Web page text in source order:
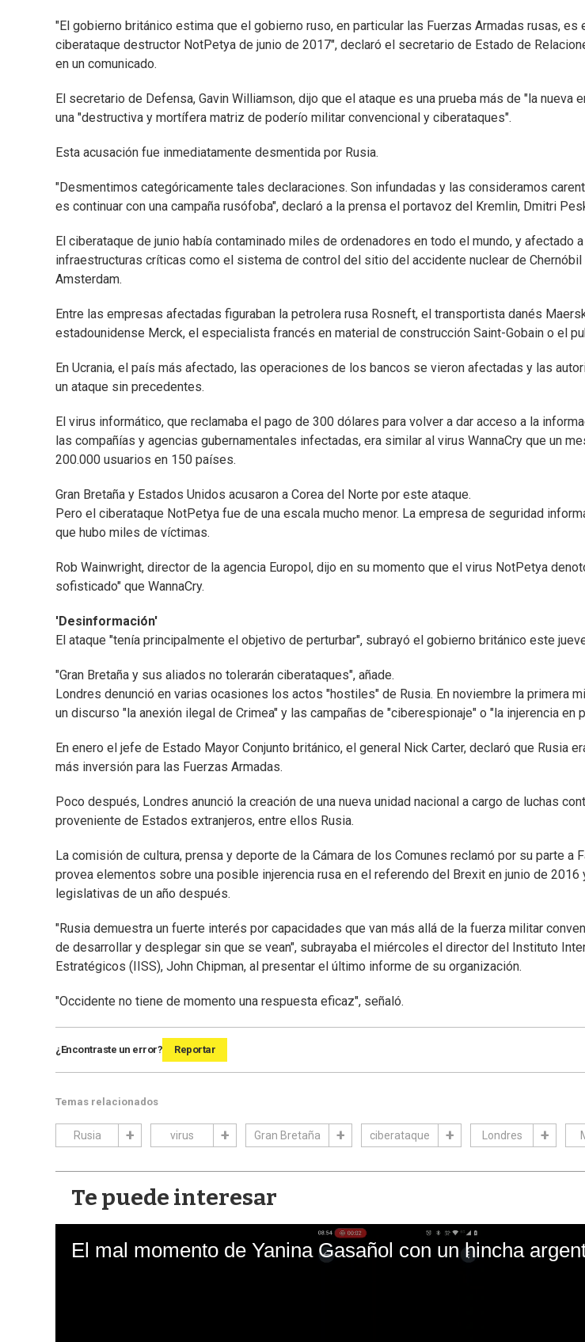
"El gobierno británico estima que el gobierno ruso, en particular las Fuerzas Armadas rusas, es
ciberataque destructor NotPetya de junio de 2017", declaró el secretario de Estado de
en un comunicado.
El secretario de Defensa, Gavin Williamson, dijo que el ataque es una prueba más de "la nueva
una "destructiva y mortífera matriz de poderío militar convencional y ciberataques".
Esta acusación fue inmediatamente desmentida por Rusia.
"Desmentimos categóricamente tales declaraciones. Son infundadas y las consideramos
es continuar con una campaña rusófoba", declaró a la prensa el portavoz del Kremlin, Dmitri
El ciberataque de junio había contaminado miles de ordenadores en todo el mundo, y afectado
infraestructuras críticas como el sistema de control del sitio del accidente nuclear de
Amsterdam.
Entre las empresas afectadas figuraban la petrolera rusa Rosneft, el transportista danés
estadounidense Merck, el especialista francés en material de construcción Saint-Gobain o el
En Ucrania, el país más afectado, las operaciones de los bancos se vieron afectadas y las
un ataque sin precedentes.
El virus informático, que reclamaba el pago de 300 dólares para volver a dar acceso a la
las compañías y agencias gubernamentales infectadas, era similar al virus WannaCry que un
200.000 usuarios en 150 países.
Gran Bretaña y Estados Unidos acusaron a Corea del Norte por este ataque.
Pero el ciberataque NotPetya fue de una escala mucho menor. La empresa de seguridad
que hubo miles de víctimas.
Rob Wainwright, director de la agencia Europol, dijo en su momento que el virus NotPetya
sofisticado" que WannaCry.
'Desinformación'
El ataque "tenía principalmente el objetivo de perturbar", subrayó el gobierno británico este
"Gran Bretaña y sus aliados no tolerarán ciberataques", añade.
Londres denunció en varias ocasiones los actos "hostiles" de Rusia. En noviembre la primera
un discurso "la anexión ilegal de Crimea" y las campañas de "ciberespionaje" o "la injerencia en
En enero el jefe de Estado Mayor Conjunto británico, el general Nick Carter, declaró que Rusia
más inversión para las Fuerzas Armadas.
Poco después, Londres anunció la creación de una nueva unidad nacional a cargo de luchas
proveniente de Estados extranjeros, entre ellos Rusia.
La comisión de cultura, prensa y deporte de la Cámara de los Comunes reclamó por su parte a
provea elementos sobre una posible injerencia rusa en el referendo del Brexit en junio de 2016
legislativas de un año después.
"Rusia demuestra un fuerte interés por capacidades que van más allá de la fuerza militar
de desarrollar y desplegar sin que se vean", subrayaba el miércoles el director del Instituto
Estratégicos (IISS), John Chipman, al presentar el último informe de su organización.
"Occidente no tiene de momento una respuesta eficaz", señaló.
¿Encontraste un error? Reportar
Temas relacionados
Rusia virus Gran Bretaña ciberataque Londres
Te puede interesar